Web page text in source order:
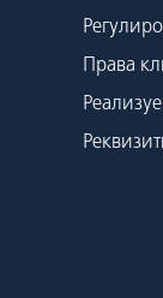
Права